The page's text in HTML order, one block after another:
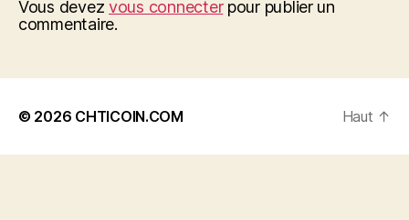
Vous devezvous connecterpour publier un
commentaire.
© 2026 CHTICOIN.COM Haut ↑